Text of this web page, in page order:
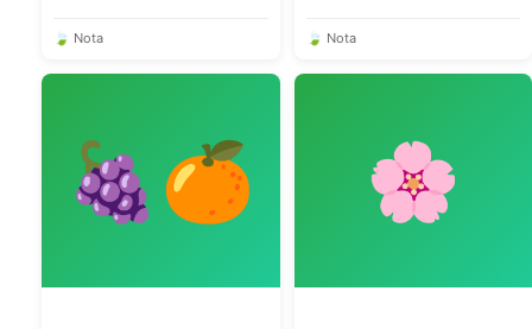
🍃 Nota 🍃 Nota
🍇🍊 🌸